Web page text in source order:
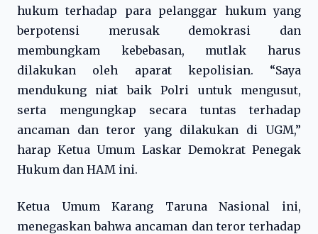
hukum terhadap para pelanggar hukum yang
berpotensi merusak demokrasi dan
membungkam kebebasan, mutlak harus
dilakukan oleh aparat kepolisian. “Saya
mendukung niat baik Polri untuk mengusut,
serta mengungkap secara tuntas terhadap
ancaman dan teror yang dilakukan di UGM,”
harap Ketua Umum Laskar Demokrat Penegak
Hukum dan HAM ini.
Ketua Umum Karang Taruna Nasional ini,
menegaskan bahwa ancaman dan teror terhadap